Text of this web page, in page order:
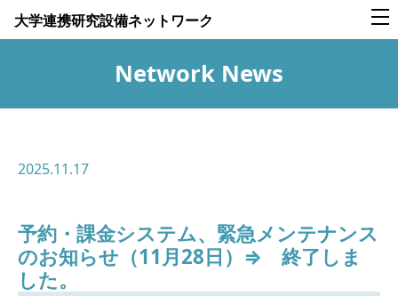
大学連携研究設備ネットワーク
Network News
2025.11.17
予約・課金システム、緊急メンテナンス
のお知らせ（11月28日）⇒ 終了しま
した。